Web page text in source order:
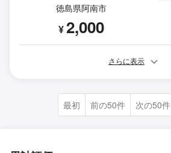
徳島県阿南市
¥2,000
さらに表示
最初 前の50件 次の50件